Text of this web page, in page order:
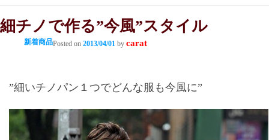
細チノで作る”今風”スタイル
新着商品Posted on 2013/04/01 by carat
”細いチノパン１つでどんな服も今風に”